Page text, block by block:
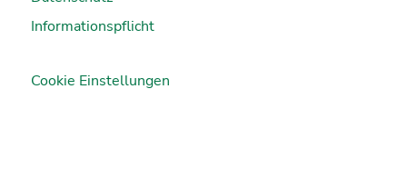
Informationspflicht
Cookie Einstellungen